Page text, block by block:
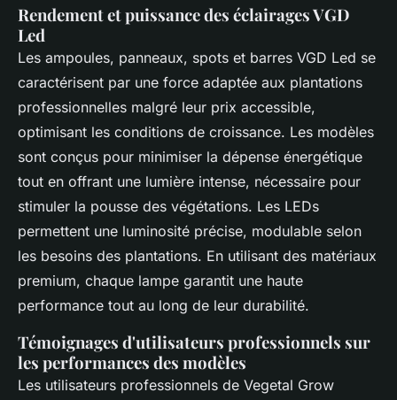
Rendement et puissance des éclairages VGD
Led
Les ampoules, panneaux, spots et barres VGD Led se
caractérisent par une force adaptée aux plantations
professionnelles malgré leur prix accessible,
optimisant les conditions de croissance. Les modèles
sont conçus pour minimiser la dépense énergétique
tout en offrant une lumière intense, nécessaire pour
stimuler la pousse des végétations. Les LEDs
permettent une luminosité précise, modulable selon
les besoins des plantations. En utilisant des matériaux
premium, chaque lampe garantit une haute
performance tout au long de leur durabilité.
Témoignages d'utilisateurs professionnels sur
les performances des modèles
Les utilisateurs professionnels de Vegetal Grow